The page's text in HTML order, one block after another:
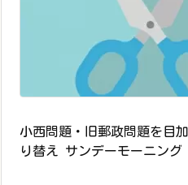
小西問題・旧郵政問題を目
り替え サンデーモーニング